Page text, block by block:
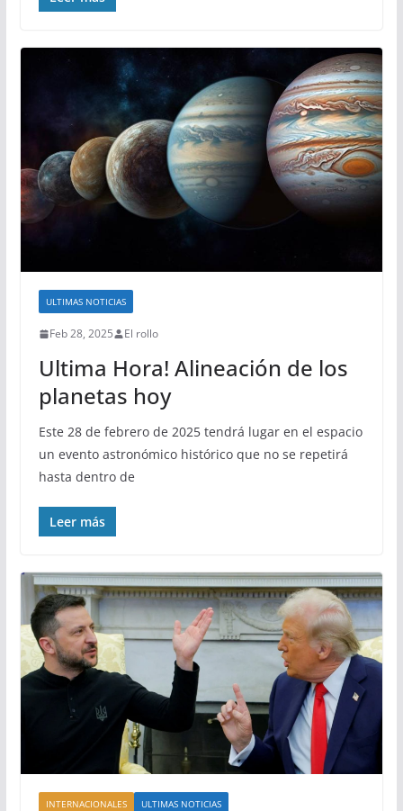
ULTIMAS NOTICIAS
Feb 28, 2025 El rollo
Ultima Hora! Alineación de los
planetas hoy
Este 28 de febrero de 2025 tendrá lugar en el espacio
un evento astronómico histórico que no se repetirá
hasta dentro de
Leer más
INTERNACIONALES ULTIMAS NOTICIAS